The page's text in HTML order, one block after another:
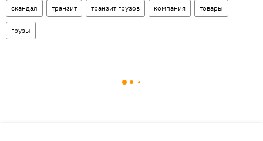
скандал транзит транзит грузов компания товары
грузы